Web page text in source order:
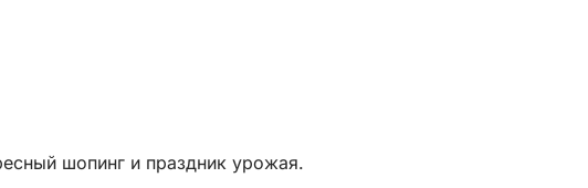
шопинг и праздник урожая.